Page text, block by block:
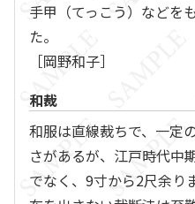
手甲（てっこう）などを
た。
［岡野和子］
和裁
和服は直線裁ちで、一定
さがあるが、江戸時代中
でなく、9寸から2尺余り